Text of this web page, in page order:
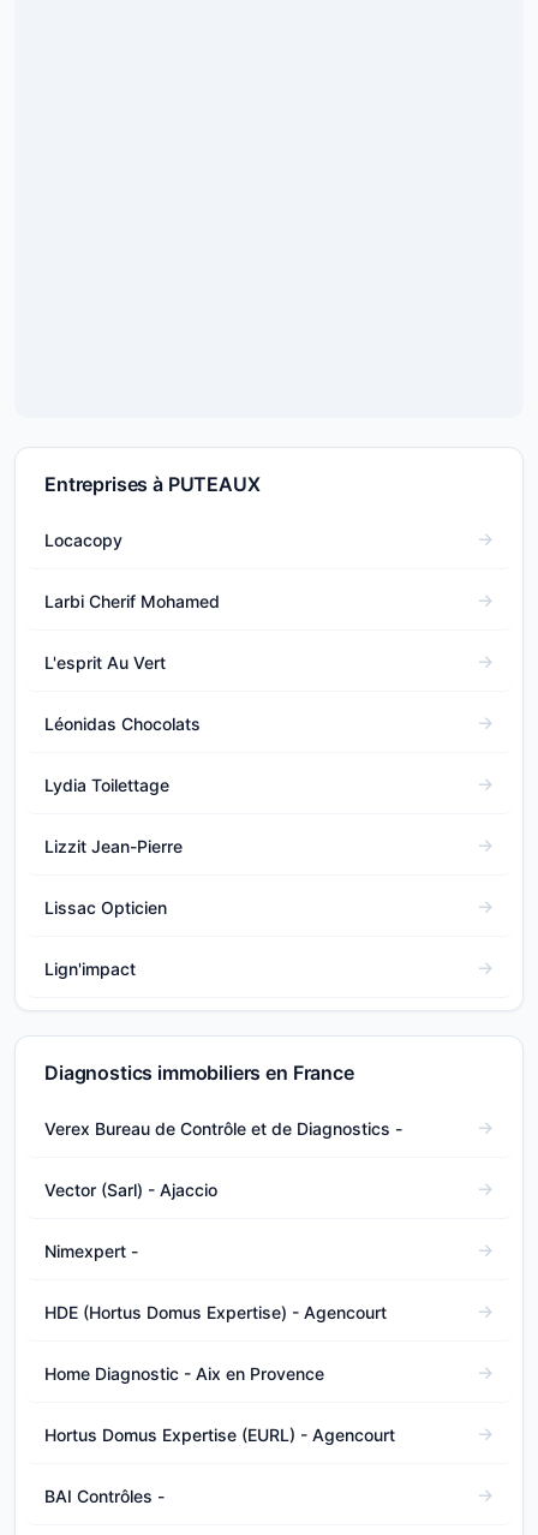
Entreprises à PUTEAUX
Locacopy
Larbi Cherif Mohamed
L'esprit Au Vert
Léonidas Chocolats
Lydia Toilettage
Lizzit Jean-Pierre
Lissac Opticien
Lign'impact
Diagnostics immobiliers en France
Verex Bureau de Contrôle et de Diagnostics -
Vector (Sarl) - Ajaccio
Nimexpert -
HDE (Hortus Domus Expertise) - Agencourt
Home Diagnostic - Aix en Provence
Hortus Domus Expertise (EURL) - Agencourt
BAI Contrôles -